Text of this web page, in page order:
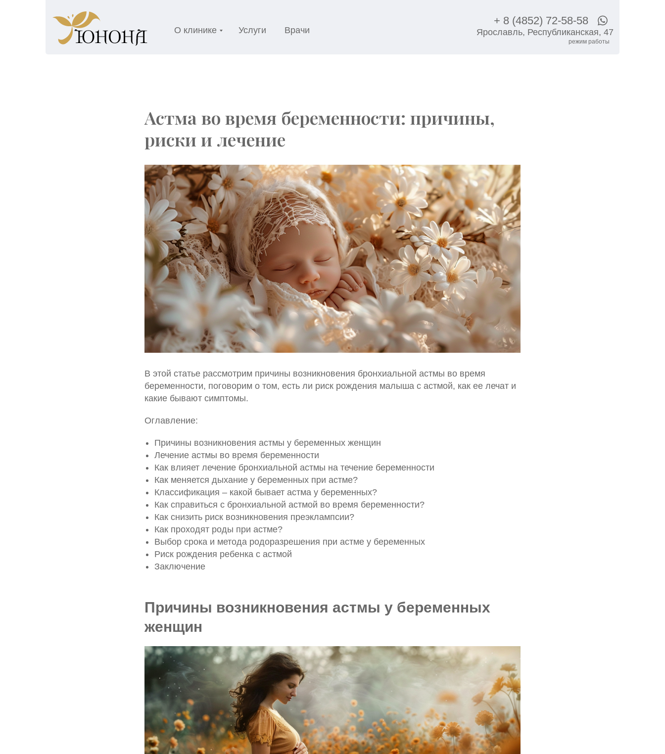
Врачи
Услуги
О клинике
режим работы
Ярославль, Республиканская, 47
+ 8 (4852) 72-58-58
Астма во время беременности: причины,
риски и лечение
В этой статье рассмотрим причины возникновения бронхиальной астмы во время
беременности, поговорим о том, есть ли риск рождения малыша с астмой, как ее лечат и
какие бывают симптомы.
Оглавление:
Причины возникновения астмы у беременных женщин
Лечение астмы во время беременности
Как влияет лечение бронхиальной астмы на течение беременности
Как меняется дыхание у беременных при астме?
Классификация – какой бывает астма у беременных?
Как справиться с бронхиальной астмой во время беременности?
Как снизить риск возникновения преэклампсии?
Как проходят роды при астме?
Выбор срока и метода родоразрешения при астме у беременных
Риск рождения ребенка с астмой
Заключение
Причины возникновения астмы у беременных
женщин